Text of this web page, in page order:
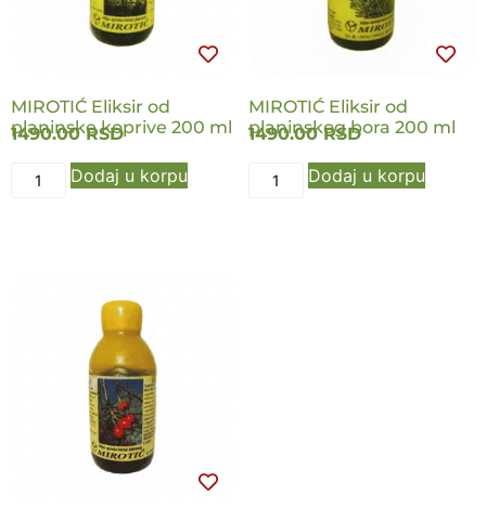
MIROTIĆ Eliksir od
planinske koprive 200 ml
1490.00RSD
Dodaj u korpu
MIROTIĆ Eliksir od
planinskog bora 200 ml
1490.00RSD
Dodaj u korpu